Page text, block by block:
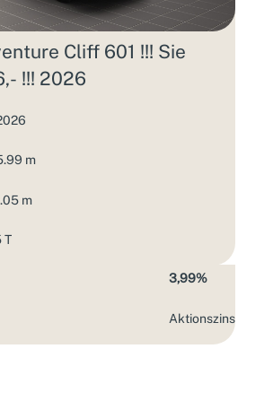
Cliff 601 !!! Sie
!!! 2026
m
m
T
3,99%
Aktions­zins